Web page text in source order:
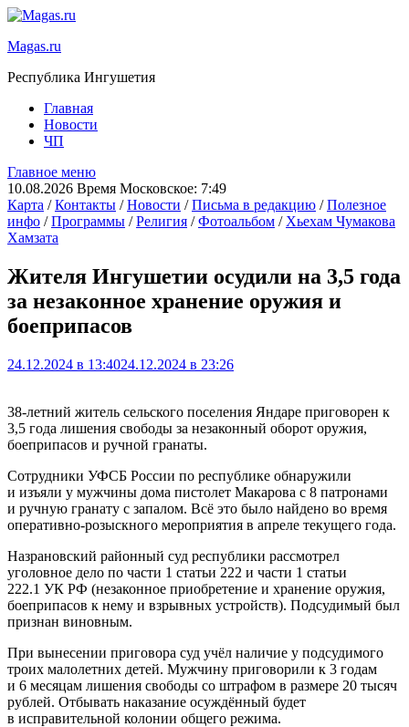
Magas.ru
Республика Ингушетия
Главная
Новости
ЧП
Главное меню
10.08.2026 Время Московское: 7:49
Карта /Контакты /Новости /Письма в редакцию /Полезное
инфо /Программы /Религия /Фотоальбом / Хьехам Чумакова
Хамзата
Жителя Ингушетии осудили на 3,5 года
за незаконное хранение оружия и
боеприпасов
24.12.2024 в 13:4024.12.2024 в 23:26
38-летний житель сельского поселения Яндаре приговорен к
3,5 года лишения свободы за незаконный оборот оружия,
боеприпасов и ручной гранаты.
Сотрудники УФСБ России по республике обнаружили
и изъяли у мужчины дома пистолет Макарова с 8 патронами
и ручную гранату с запалом. Всё это было найдено во время
оперативно-розыскного мероприятия в апреле текущего года.
Назрановский районный суд республики рассмотрел
уголовное дело по части 1 статьи 222 и части 1 статьи
222.1 УК РФ (незаконное приобретение и хранение оружия,
боеприпасов к нему и взрывных устройств). Подсудимый был
признан виновным.
При вынесении приговора суд учёл наличие у подсудимого
троих малолетних детей. Мужчину приговорили к 3 годам
и 6 месяцам лишения свободы со штрафом в размере 20 тысяч
рублей. Отбывать наказание осуждённый будет
в исправительной колонии общего режима.